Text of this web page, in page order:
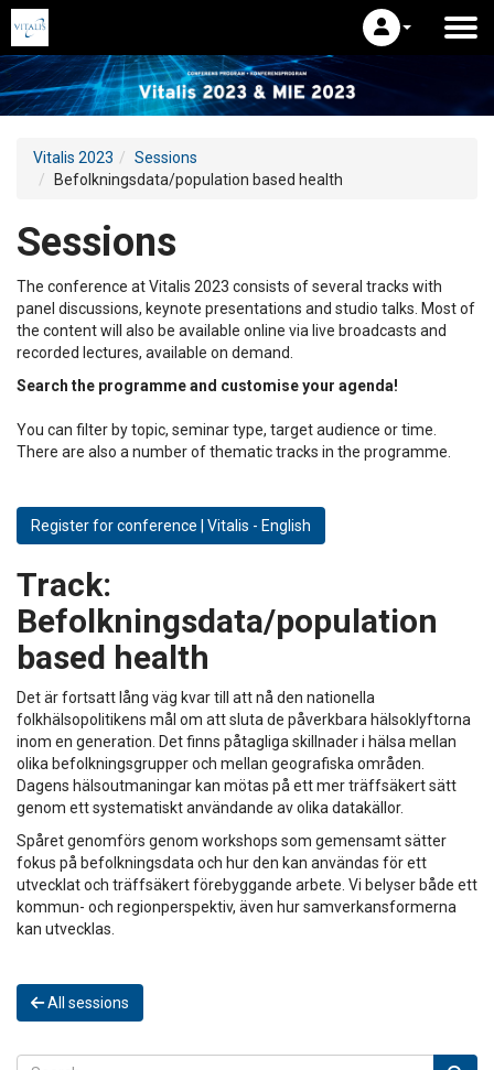
Vitalis 2023
Sessions
Befolkningsdata/population based health
Sessions
The conference at Vitalis 2023 consists of several tracks with
panel discussions, keynote presentations and studio talks. Most of
the content will also be available online via live broadcasts and
recorded lectures, available on demand.
Search the programme and customise your agenda!
You can filter by topic, seminar type, target audience or time.
There are also a number of thematic tracks in the programme.
Register for conference | Vitalis - English
Track:
Befolkningsdata/population
based health
Det är fortsatt lång väg kvar till att nå den nationella
folkhälsopolitikens mål om att sluta de påverkbara hälsoklyftorna
inom en generation. Det finns påtagliga skillnader i hälsa mellan
olika befolkningsgrupper och mellan geografiska områden.
Dagens hälsoutmaningar kan mötas på ett mer träffsäkert sätt
genom ett systematiskt användande av olika datakällor.
Spåret genomförs genom workshops som gemensamt sätter
fokus på befolkningsdata och hur den kan användas för ett
utvecklat och träffsäkert förebyggande arbete. Vi belyser både ett
kommun- och regionperspektiv, även hur samverkansformerna
kan utvecklas.
All sessions